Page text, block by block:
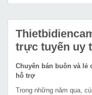
trực tuyến uy
Chuyên bán buôn và lẻ
hỗ trợ
Trong những năm qua,